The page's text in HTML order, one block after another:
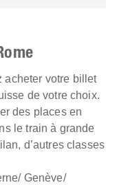
acheter votre billet
de votre choix.
des places en
le train à grande
d’autres classes
Genève/